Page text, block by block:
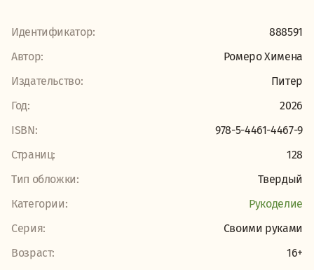
Идентификатор:
888591
Автор:
Ромеро Химена
Издательство:
Питер
Год:
2026
ISBN:
978-5-4461-4467-9
Страниц:
128
Тип обложки:
Твердый
Категории:
Рукоделие
Серия:
Своими руками
Возраст:
16+